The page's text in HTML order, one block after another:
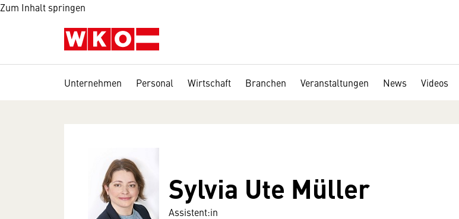
Zum Inhalt springen
Unternehmen Personal Wirtschaft Branchen Veranstaltungen News Videos
Sylvia Ute Müller
Assistent:in